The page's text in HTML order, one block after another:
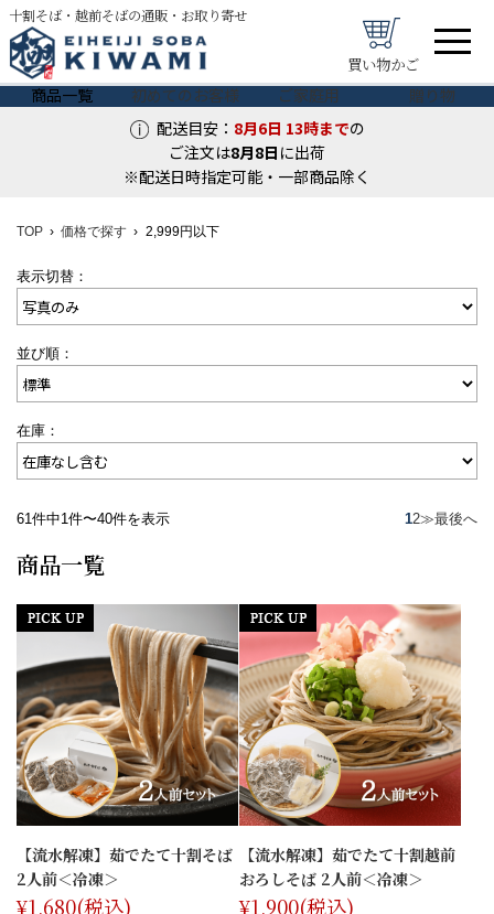
十割そば・越前そばの通販・お取り寄せ
買い物かご
商品一覧 初めてのお客様 ご家庭用
贈り物
配送目安： 8月6日 13時までの
ご注文は8月8日 に出荷
※配送日時指定可能・一部商品除く
TOP 価格で探す 2,999円以下
表示切替：
並び順：
在庫：
61件中1件〜40件を表示 12≫最後へ
商品一覧
【流水解凍】茹でたて十割そば
2人前＜冷凍＞
¥1,680(税込)
【流水解凍】茹でたて十割越前
おろしそば 2人前＜冷凍＞
¥1,900(税込)